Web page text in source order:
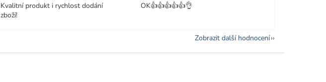
Kvalitní produkt i rychlost dodání
zboží!
OK👍👍👍👍👍👌
Zobrazit další hodnocení